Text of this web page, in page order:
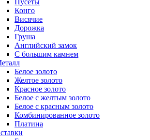
Пусеты
Конго
Висячие
Дорожка
Груша
Английский замок
С большим камнем
Белое золото
Желтое золото
Красное золото
Белое с желтым золото
Белое с красным золото
Комбинированное золото
Платина